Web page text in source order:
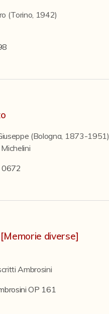
(Torino, 1942)
(Bologna, 1873-1951)
0672
diverse]
Ambrosini
OP 161